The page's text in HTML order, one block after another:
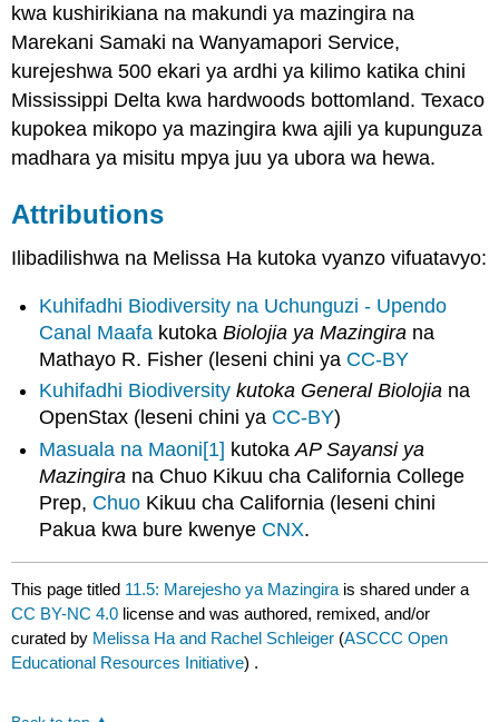
kwa kushirikiana na makundi ya mazingira na
Marekani Samaki na Wanyamapori Service,
kurejeshwa 500 ekari ya ardhi ya kilimo katika chini
Mississippi Delta kwa hardwoods bottomland. Texaco
kupokea mikopo ya mazingira kwa ajili ya kupunguza
madhara ya misitu mpya juu ya ubora wa hewa.
Attributions
Ilibadilishwa na Melissa Ha kutoka vyanzo vifuatavyo:
Kuhifadhi Biodiversity na Uchunguzi - Upendo
Canal Maafa kutokaBiolojia ya Mazingira na
Mathayo R. Fisher (leseni chini ya CC-BY
Kuhifadhi Biodiversity kutoka General Biolojia na
OpenStax (leseni chini ya CC-BY)
Masuala na Maoni[1] kutokaAP Sayansi ya
Mazingira na Chuo Kikuu cha California College
Prep, Chuo Kikuu cha California (leseni chini
Pakua kwa bure kwenye CNX.
This page titled 11.5: Marejesho ya Mazingira is shared under a
CC BY-NC 4.0 license and was authored, remixed, and/or
curated by Melissa Ha and Rachel Schleiger (ASCCC Open
Educational Resources Initiative) .